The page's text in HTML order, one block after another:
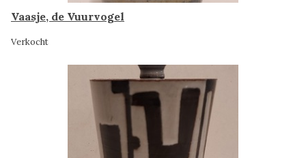
Vaasje, de Vuurvogel
Verkocht